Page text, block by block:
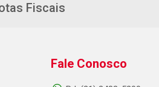
Fiscais
Fale Conosco